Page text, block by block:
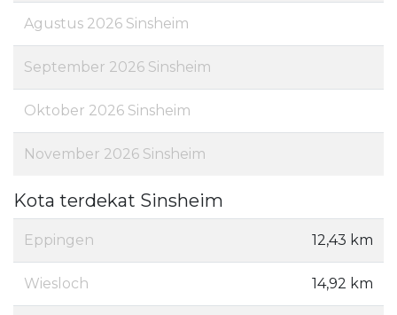
Agustus 2026 Sinsheim
September 2026 Sinsheim
Oktober 2026 Sinsheim
November 2026 Sinsheim
Kota terdekat Sinsheim
Eppingen 12,43 km
Wiesloch 14,92 km